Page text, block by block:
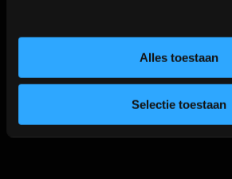
Alles toestaan
Selectie toestaan
Hook’s Ink Instagram
Artiesten Albums